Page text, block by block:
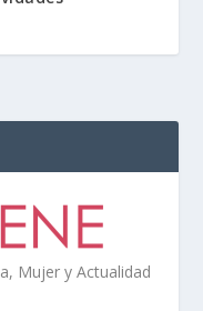
Mujer y Actualidad